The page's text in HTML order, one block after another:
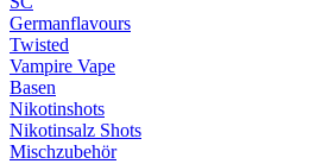
Germanflavours
Twisted
Vampire Vape
Basen
Nikotinshots
Nikotinsalz Shots
Mischzubehör